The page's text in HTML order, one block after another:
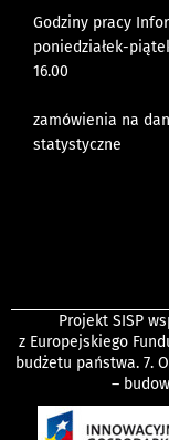
Godziny pracy
poniedziałek-
16.00
zamówienia na
statystyczne
Projekt SISP
z Europejskiego
budżetu państwa. 7.
–